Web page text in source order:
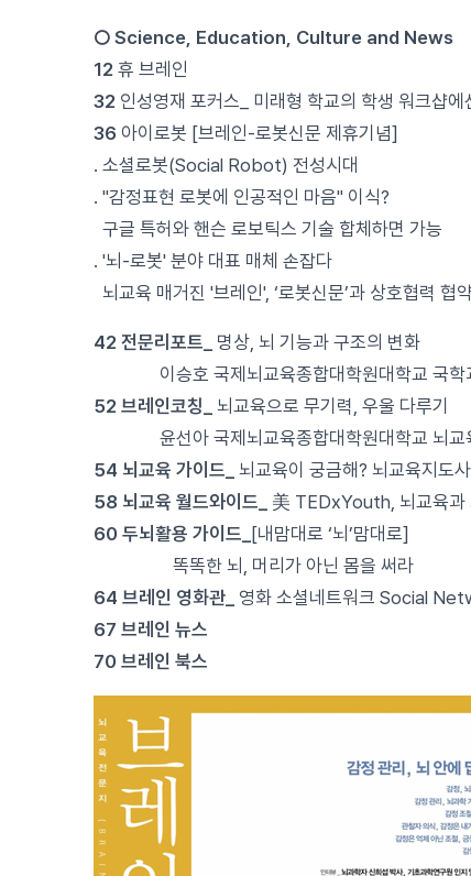
○ Science, Education, Culture and News
12 휴 브레인
32 인성영재 포커스_ 미래형 학교의 학생 워크샵에
36 아이로봇 [브레인-로봇신문 제휴기념]
. 소셜로봇(Social Robot) 전성시대
. "감정표현 로봇에 인공적인 마음" 이식?
구글 특허와 핸슨 로보틱스 기술 합체하면 가능
. '뇌-로봇' 분야 대표 매체 손잡다
뇌교육 매거진 '브레인', ‘로봇신문’과 상호협력 협
42 전문리포트_
명상, 뇌 기능과 구조의 변화
이승호 국제뇌교육종합대학원대학교 국학
52 브레인코칭_
뇌교육으로 무기력, 우울 다루기
윤선아 국제뇌교육종합대학원대학교 뇌교
54 뇌교육 가이드_
뇌교육이 궁금해? 뇌교육지도
58 뇌교육 월드와이드_
美 TEDxYouth, 뇌교육과
60 두뇌활용 가이드_ [내맘대로 ‘뇌’맘대로]
똑똑한 뇌, 머리가 아닌 몸을 써라
64 브레인 영화관_
영화 소셜네트워크 Social
67 브레인 뉴스
70 브레인 북스